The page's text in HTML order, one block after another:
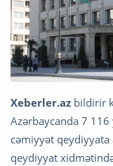
Xeberler.az bildirir
Azərbaycanda 7
cəmiyyət qeydiyyata
qeydiyyat